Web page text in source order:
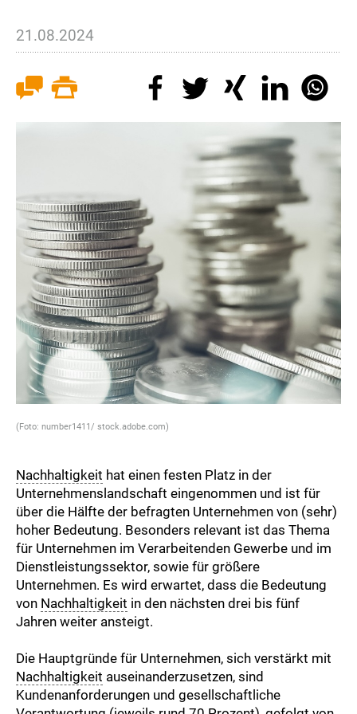
21.08.2024
(Foto: number1411/ stock.adobe.com)
Nachhaltigkeit hat einen festen Platz in der
Unternehmenslandschaft eingenommen und ist für
über die Hälfte der befragten Unternehmen von (sehr)
hoher Bedeutung. Besonders relevant ist das Thema
für Unternehmen im Verarbeitenden Gewerbe und im
Dienstleistungssektor, sowie für größere
Unternehmen. Es wird erwartet, dass die Bedeutung
von Nachhaltigkeit in den nächsten drei bis fünf
Jahren weiter ansteigt.
Die Hauptgründe für Unternehmen, sich verstärkt mit
Nachhaltigkeit auseinanderzusetzen, sind
Kundenanforderungen und gesellschaftliche